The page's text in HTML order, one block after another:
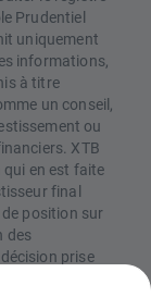
Prudentiel
uniquement
informations,
à titre
un conseil,
ou
XTB
qui en est faite
final
position sur
des
prise